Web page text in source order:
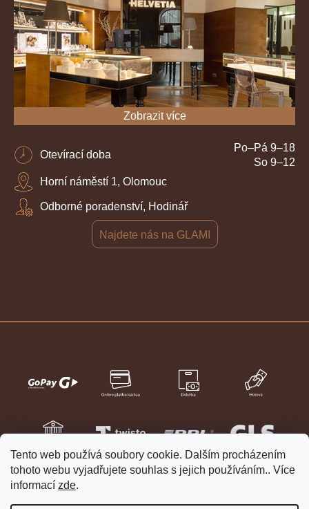
Tento web používá soubory cookie. Dalším procházením
tohoto webu vyjadřujete souhlas s jejich používáním.. Více
informací zde.
Zobrazit více
Otevírací doba
Po–Pá 9–18
So 9–12
Horní náměstí 1, Olomouc
Odborné poradenství, Hodinář
Najdete nás na GLAMI